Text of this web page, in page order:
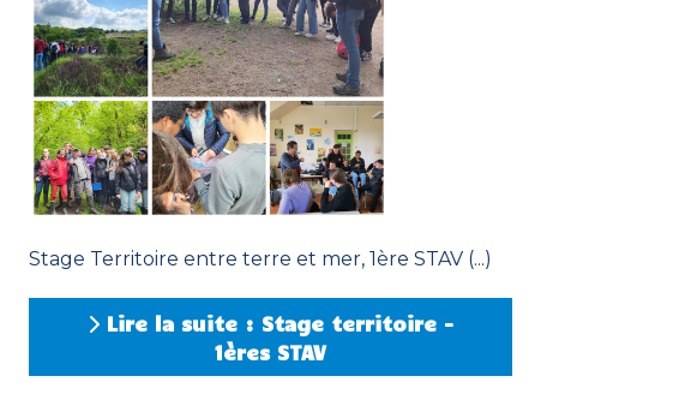
Stage Territoire entre terre et mer, 1ère STAV (...)
Lire la suite : Stage territoire -
1ères STAV